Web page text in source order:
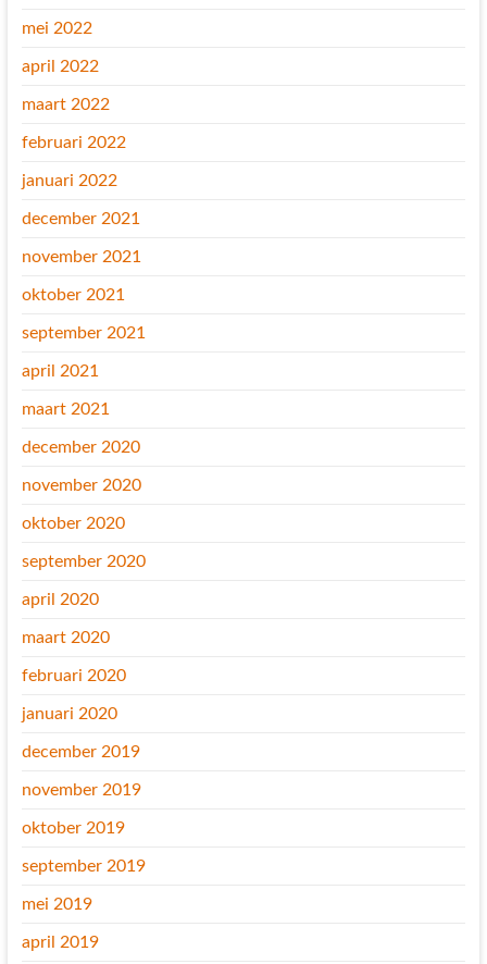
mei 2022
april 2022
maart 2022
februari 2022
januari 2022
december 2021
november 2021
oktober 2021
september 2021
april 2021
maart 2021
december 2020
november 2020
oktober 2020
september 2020
april 2020
maart 2020
februari 2020
januari 2020
december 2019
november 2019
oktober 2019
september 2019
mei 2019
april 2019